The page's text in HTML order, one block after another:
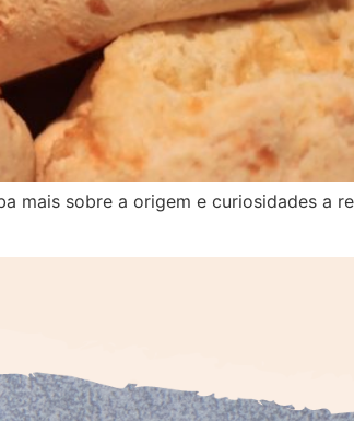
mais sobre a origem e curiosidades a